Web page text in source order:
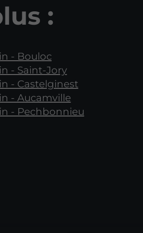
:
- Bouloc
- Saint-Jory
- Castelginest
- Aucamville
- Pechbonnieu